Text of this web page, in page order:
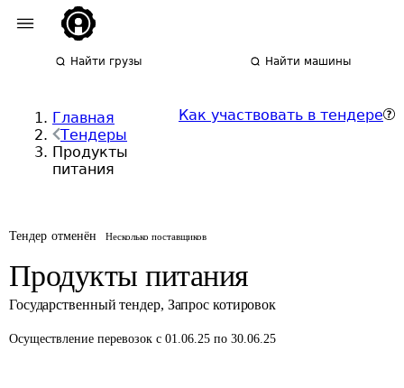
Найти грузы Найти машины
Главная
Тендеры
Продукты
питания
Как участвовать в тендере
Тендер отменён Несколько поставщиков
Продукты питания
Государственный тендер, Запрос котировок
Осуществление перевозок с 01.06.25 по 30.06.25